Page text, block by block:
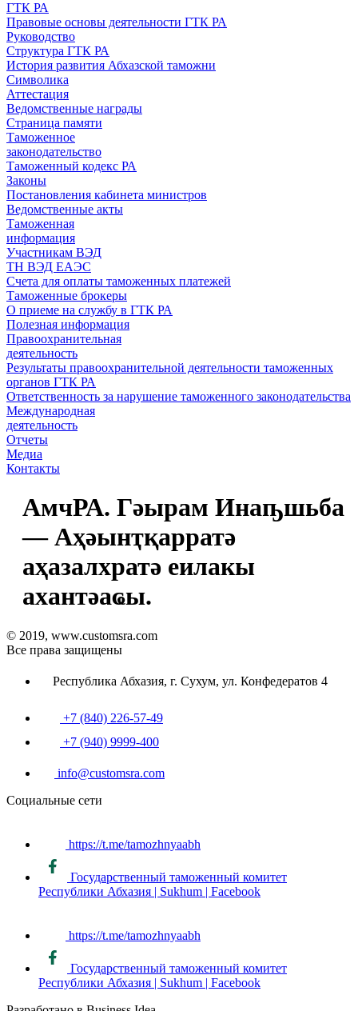
ГТК РА
Правовые основы деятельности ГТК РА
Руководство
Структура ГТК РА
История развития Абхазской таможни
Символика
Аттестация
Ведомственные награды
Страница памяти
Таможенное
законодательство
Таможенный кодекс РА
Законы
Постановления кабинета министров
Ведомственные акты
Таможенная
информация
Участникам ВЭД
ТН ВЭД ЕАЭС
Счета для оплаты таможенных платежей
Таможенные брокеры
О приеме на службу в ГТК РА
Полезная информация
Правоохранительная
деятельность
Результаты правоохранительной деятельности таможенных
органов ГТК РА
Ответственность за нарушение таможенного законодательства
Международная
деятельность
Отчеты
Медиа
Контакты
АмчРА. Гəырам Инаҧшьба
— Аҳəынҭқарратə
аҳазалхратə еилакы
ахантəаҩы.
© 2019, www.customsra.com
Все права защищены
Республика Абхазия, г. Сухум, ул. Конфедератов 4
+7 (840) 226-57-49
+7 (940) 9999-400
info@customsra.com
Социальные сети
https://t.me/tamozhnyaabh
Государственный таможенный комитет
Республики Абхазия | Sukhum | Facebook
https://t.me/tamozhnyaabh
Государственный таможенный комитет
Республики Абхазия | Sukhum | Facebook